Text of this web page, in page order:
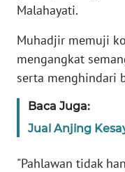
Malahayati.
Muhadjir memuji
mengangkat
serta menghindari
Baca Juga:
Jual Anjing
"Pahlawan tidak
JAKARTA
WN
WN